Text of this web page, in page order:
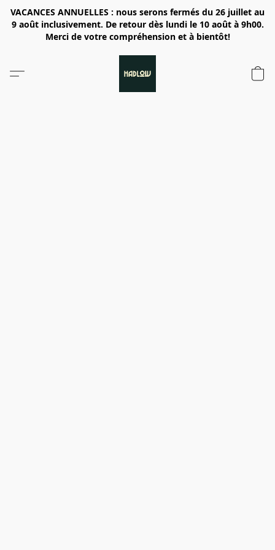
VACANCES ANNUELLES : nous serons fermés du 26 juillet au
9 août inclusivement. De retour dès lundi le 10 août à 9h00.
Merci de votre compréhension et à bientôt!